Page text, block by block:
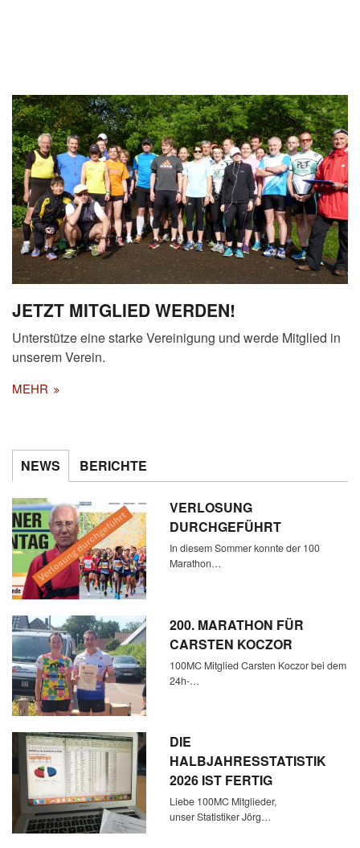
JETZT MITGLIED WERDEN!
Unterstütze eine starke Vereinigung und werde Mitglied in
unserem Verein.
MEHR
NEWS BERICHTE
VERLOSUNG
DURCHGEFÜHRT
In diesem Sommer konnte der 100
Marathon…
200. MARATHON FÜR
CARSTEN KOCZOR
100MC Mitglied Carsten Koczor bei dem
24h-…
DIE
HALBJAHRESSTATISTIK
2026 IST FERTIG
Liebe 100MC Mitglieder,
unser Statistiker Jörg…